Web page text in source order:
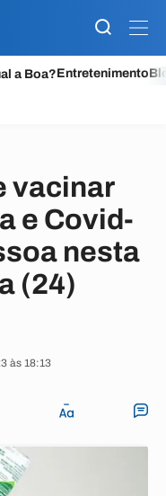
a Boa?Entretenimento
vacinar
e Covid-
nesta
(24)
às 18:13